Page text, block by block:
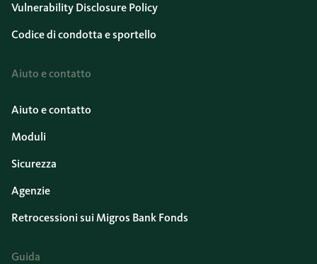
Vulnerability Disclosure Policy
Codice di condotta e sportello
Aiuto e contatto
Aiuto e contatto
Moduli
Sicurezza
Agenzie
Retrocessioni sui Migros Bank Fonds
Guida